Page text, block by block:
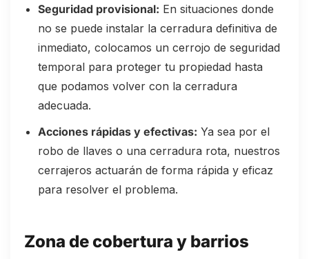
Seguridad provisional: En situaciones donde
no se puede instalar la cerradura definitiva de
inmediato, colocamos un cerrojo de seguridad
temporal para proteger tu propiedad hasta
que podamos volver con la cerradura
adecuada.
Acciones rápidas y efectivas: Ya sea por el
robo de llaves o una cerradura rota, nuestros
cerrajeros actuarán de forma rápida y eficaz
para resolver el problema.
Zona de cobertura y barrios